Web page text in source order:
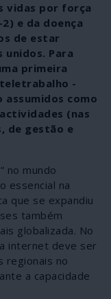
vidas por força
e da doença
de estar
unidos. Para
primeira
-
assumidos como
(nas
de gestão e
no mundo
essencial na
que se expandiu
também
globalizada. No
internet deve ser
regionais no
a capacidade